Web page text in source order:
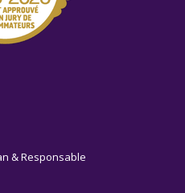
& Responsable